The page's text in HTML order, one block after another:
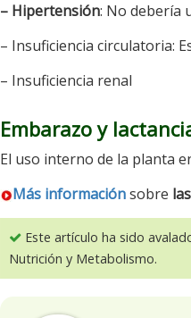
– Hipertensión: No debería
– Insuficiencia circulatoria:
– Insuficiencia renal
Embarazo y
El uso interno de la planta
Más informaciónsobre
Este artículo ha sido
Nutrición y Metabolismo.